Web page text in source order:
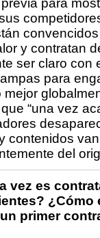
para
y contratan
ser claro con
para
“una vez
contenidos
del
vez es
¿Cómo
primer